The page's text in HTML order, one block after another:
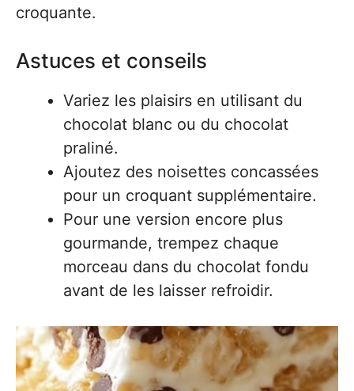
croquante.
Astuces et conseils
Variez les plaisirs en utilisant du
chocolat blanc ou du chocolat
praliné.
Ajoutez des noisettes concassées
pour un croquant supplémentaire.
Pour une version encore plus
gourmande, trempez chaque
morceau dans du chocolat fondu
avant de les laisser refroidir.